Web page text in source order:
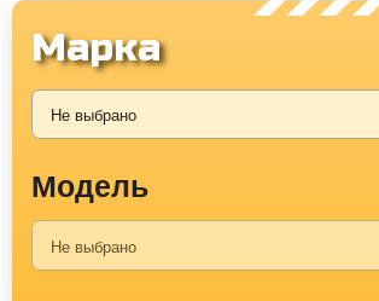
Марка
Модель